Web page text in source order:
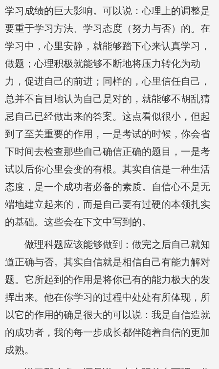
学习成绩的巨大影响。可以说：心理上的调整是
要重于学习方法、学习态度（努力与否）的。在
学习中，心里安静，就能够踏下心来认真学习，
做题；心理积极就能够不断地将压力转化为动
力，促进自己的前进；同样的，心里信任自己，
总并不盲目地认为自己是对的，就能够不胡乱猜
忌自己已经做出来的答案。这点看似很小，但起
到了至关重要的作用，一是考试的时候，你会省
下时间去检查那些自己确信正确的题目，一是考
试以后你心里会变的有根。其实自信是一种生活
态度，是一个成功者必备的素质。自信心不是无
端地建立起来的，而是自己要有过硬的本领扎实
的基础。这些会在下文中写到的。
做理科题应该能够做到：做完之后自己就知
道正确与否。其实自信就是相信自己有能力解对
题。它所起到的作用是将你已有的能力极大的发
挥出来。他在你学习的过程中处处有所体现，所
以它的作用的确是很大的可以说：我是自信造就
的成功者，我的每一步成长都伴随着自信的更加
成熟。